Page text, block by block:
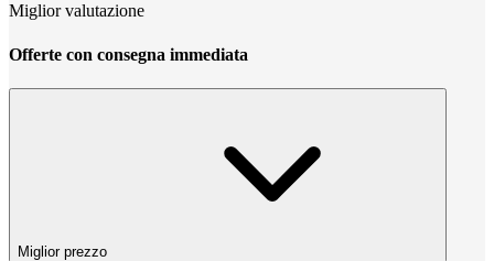
Miglior valutazione
Offerte con consegna immediata
Miglior prezzo